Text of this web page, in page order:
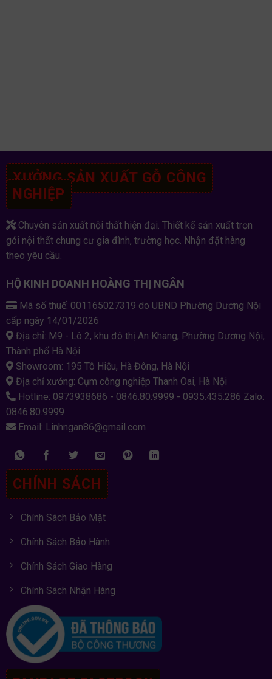
XƯỞNG SẢN XUẤT GỖ CÔNG
NGHIỆP
Chuyên sản xuất nội thất hiện đại. Thiết kế sản xuất trọn
gói nội thất chung cư gia đình, trường học. Nhận đặt hàng
theo yêu cầu.
HỘ KINH DOANH HOÀNG THỊ NGÂN
Mã số thuế: 001165027319 do UBND Phường Dương Nội
cấp ngày 14/01/2026
Địa chỉ: M9 - Lô 2, khu đô thị An Khang, Phường Dương Nội,
Thành phố Hà Nội
Showroom: 195 Tô Hiệu, Hà Đông, Hà Nội
Địa chỉ xưởng: Cụm công nghiệp Thanh Oai, Hà Nội
Hotline: 0973938686 - 0846.80.9999 - 0935.435.286 Zalo:
0846.80.9999
Email: Linhngan86@gmail.com
CHÍNH SÁCH
Chính Sách Bảo Mật
Chính Sách Bảo Hành
Chính Sách Giao Hàng
Chính Sách Nhận Hàng